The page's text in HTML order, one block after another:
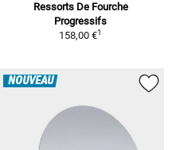
Ressorts De Fourche
Progressifs
158,00 €1
NOUVEAU